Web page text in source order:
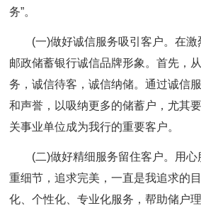
务”。
(一)做好诚信服务吸引客户。在
邮政储蓄银行诚信品牌形象。首先，
务，诚信待客，诚信纳储。通过诚信
和声誉，以吸纳更多的储蓄户，尤其
关事业单位成为我行的重要客户。
(二)做好精细服务留住客户。用
重细节，追求完美，一直是我追求的
化、个性化、专业化服务，帮助储户